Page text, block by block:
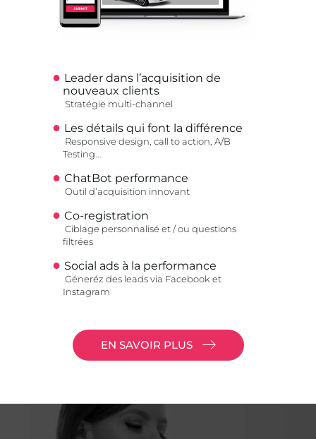
Leader dans l’acquisition de
nouveaux clients
Stratégie multi-channel
Les détails qui font la différence
Responsive design, call to action, A/B
Testing...
ChatBot performance
Outil d’acquisition innovant
Co-registration
Ciblage personnalisé et / ou questions
filtrées
Social ads à la performance
Géneréz des leads via Facebook et
Instagram
EN SAVOIR PLUS